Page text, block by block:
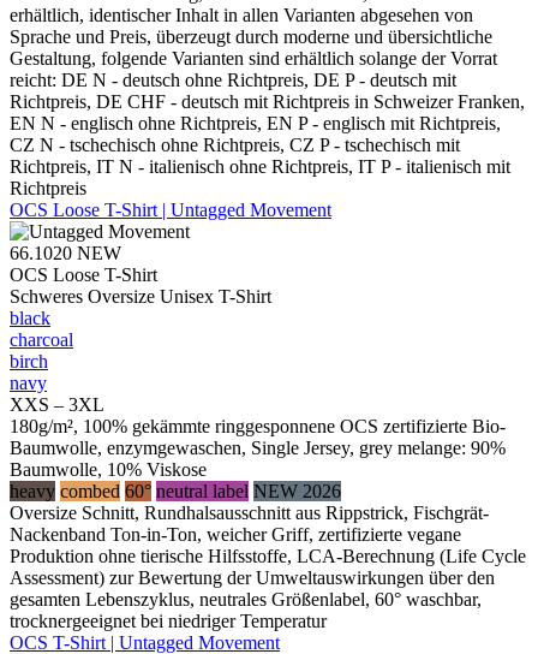
erhältlich, identischer Inhalt in allen Varianten abgesehen von
Sprache und Preis, überzeugt durch moderne und übersichtliche
Gestaltung, folgende Varianten sind erhältlich solange der Vorrat
reicht: DE N - deutsch ohne Richtpreis, DE P - deutsch mit
Richtpreis, DE CHF - deutsch mit Richtpreis in Schweizer Franken,
EN N - englisch ohne Richtpreis, EN P - englisch mit Richtpreis,
CZ N - tschechisch ohne Richtpreis, CZ P - tschechisch mit
Richtpreis, IT N - italienisch ohne Richtpreis, IT P - italienisch mit
Richtpreis
OCS Loose T-Shirt | Untagged Movement
66.1020 NEW
OCS Loose T-Shirt
Schweres Oversize Unisex T-Shirt
black
charcoal
birch
navy
XXS – 3XL
180g/m², 100% gekämmte ringgesponnene OCS zertifizierte Bio-
Baumwolle, enzymgewaschen, Single Jersey, grey melange: 90%
Baumwolle, 10% Viskose
heavy combed 60° neutral label NEW 2026
Oversize Schnitt, Rundhalsausschnitt aus Rippstrick, Fischgrät-
Nackenband Ton-in-Ton, weicher Griff, zertifizierte vegane
Produktion ohne tierische Hilfsstoffe, LCA-Berechnung (Life Cycle
Assessment) zur Bewertung der Umweltauswirkungen über den
gesamten Lebenszyklus, neutrales Größenlabel, 60° waschbar,
trocknergeeignet bei niedriger Temperatur
OCS T-Shirt | Untagged Movement